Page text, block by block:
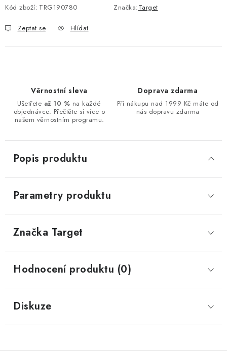
Kód zboží: TRG190780 Značka:Target
Zeptat se Hlídat
Věrnostní sleva
Ušetřete až 10 % na každé
objednávce. Přečtěte si více o
našem věrnostním programu.
Doprava zdarma
Při nákupu nad 1999 Kč máte od
nás dopravu zdarma
Popis produktu
Parametry produktu
Značka Target
Hodnocení produktu (0)
Diskuze